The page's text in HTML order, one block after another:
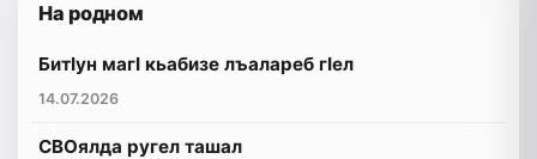
На родном
БитIун магI кьабизе лъалареб гIел
14.07.2026
СВОялда ругел ташал